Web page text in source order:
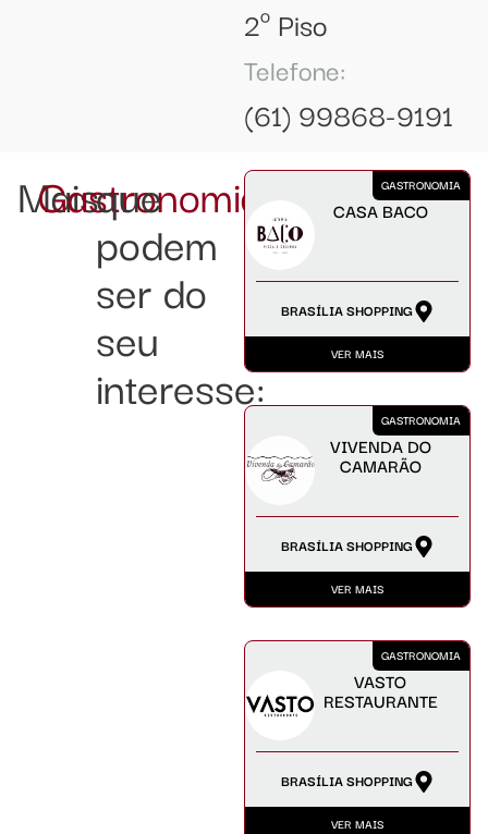
2º Piso
Telefone:
(61) 99868-9191
Mais
Gastronomia
que
podem
ser do
seu
interesse:
GASTRONOMIA
CASA BACO
BRASÍLIA SHOPPING
VER MAIS
GASTRONOMIA
VIVENDA DO
CAMARÃO
BRASÍLIA SHOPPING
VER MAIS
GASTRONOMIA
VASTO
RESTAURANTE
BRASÍLIA SHOPPING
VER MAIS